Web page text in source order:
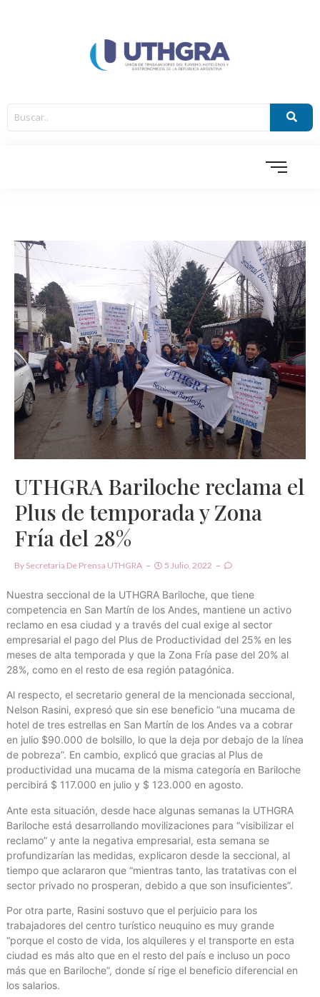
UTHGRA Bariloche reclama el
Plus de temporada y Zona
Fría del 28%
By Secretaria De Prensa UTHGRA 5 Julio, 2022
Nuestra seccional de la UTHGRA Bariloche, que tiene
competencia en San Martín de los Andes, mantiene un activo
reclamo en esa ciudad y a través del cual exige al sector
empresarial el pago del Plus de Productividad del 25% en les
meses de alta temporada y que la Zona Fría pase del 20% al
28%, como en el resto de esa región patagónica.
Al respecto, el secretario general de la mencionada seccional,
Nelson Rasini, expresó que sin ese beneficio “una mucama de
hotel de tres estrellas en San Martín de los Andes va a cobrar
en julio $90.000 de bolsillo, lo que la deja por debajo de la línea
de pobreza”. En cambio, explicó que gracias al Plus de
productividad una mucama de la misma categoría en Bariloche
percibirá $ 117.000 en julio y $ 123.000 en agosto.
Ante esta situación, desde hace algunas semanas la UTHGRA
Bariloche está desarrollando movilizaciones para “visibilizar el
reclamo” y ante la negativa empresarial, esta semana se
profundizarían las medidas, explicaron desde la seccional, al
tiempo que aclararon que “mientras tanto, las tratativas con el
sector privado no prosperan, debido a que son insuficientes”.
Por otra parte, Rasini sostuvo que el perjuicio para los
trabajadores del centro turístico neuquino es muy grande
“porque el costo de vida, los alquileres y el transporte en esta
ciudad es más alto que en el resto del país e incluso un poco
más que en Bariloche”, donde sí rige el beneficio diferencial en
los salarios.